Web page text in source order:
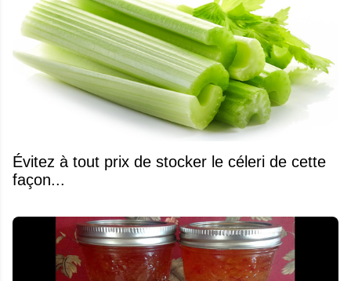
Évitez à tout prix de stocker le céleri de cette
façon...